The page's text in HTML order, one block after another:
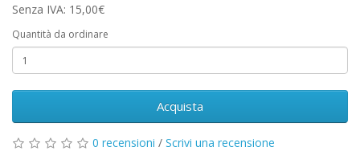
Senza IVA: 15,00€
Quantità da ordinare
Acquista
0 recensioni / Scrivi una recensione